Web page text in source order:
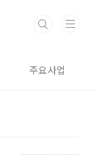
주요사업